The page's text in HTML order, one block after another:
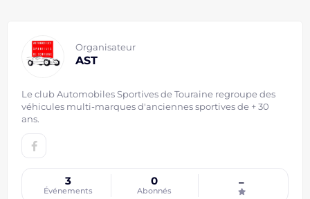
Organisateur
AST
Le club Automobiles Sportives de Touraine regroupe des
véhicules multi-marques d'anciennes sportives de + 30
ans.
3
Événements
0
Abonnés
–